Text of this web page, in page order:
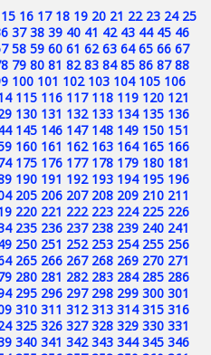
15 16 17 18 19 20 21 22 23 24 25
37 38 39 40 41 42 43 44 45 46
58 59 60 61 62 63 64 65 66 67
79 80 81 82 83 84 85 86 87 88
100 101 102 103 104 105 106
115 116 117 118 119 120 121
130 131 132 133 134 135 136
145 146 147 148 149 150 151
160 161 162 163 164 165 166
175 176 177 178 179 180 181
190 191 192 193 194 195 196
205 206 207 208 209 210 211
220 221 222 223 224 225 226
235 236 237 238 239 240 241
250 251 252 253 254 255 256
265 266 267 268 269 270 271
280 281 282 283 284 285 286
295 296 297 298 299 300 301
310 311 312 313 314 315 316
325 326 327 328 329 330 331
340 341 342 343 344 345 346